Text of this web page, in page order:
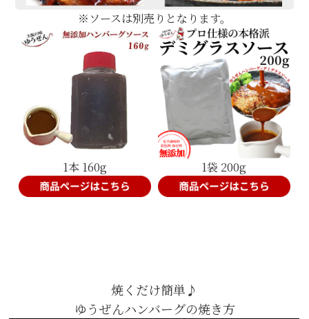
※ソースは別売りとなります。
1本 160g 1袋 200g
焼くだけ簡単♪
ゆうぜんハンバーグの焼き方